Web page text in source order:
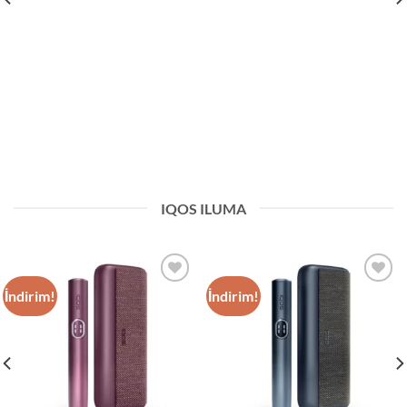
IQOS ILUMA
İndirim! İndirim!